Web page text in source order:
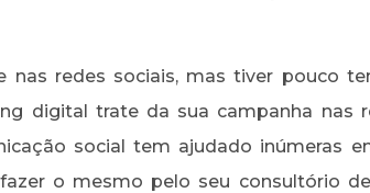
nas redes sociais, mas tiver pouco
digital trate da sua campanha nas
social tem ajudado inúmeras
o mesmo pelo seu consultório